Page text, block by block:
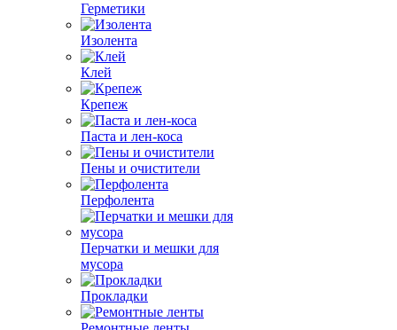
Герметики
Изолента
Клей
Крепеж
Паста и лен-коса
Пены и очистители
Перфолента
Перчатки и мешки для
мусора
Прокладки